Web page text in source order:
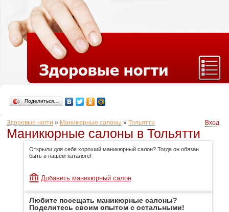
Поделиться…
Здоровые ногти » Маникюрные салоны » Тольятти Вход
Маникюрные салоны в Тольятти
Открыли для себя хороший маникюрный салон? Тогда он обязан
быть в нашем каталоге!
Добавить маникюрный салон
Любите посещать маникюрные салоны?
Поделитесь своим опытом с остальными!